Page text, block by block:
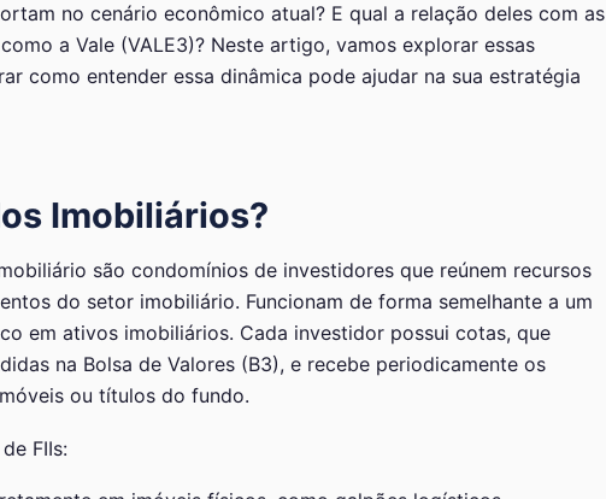
no cenário econômico atual? E qual a relação deles com as
a Vale (VALE3)? Neste artigo, vamos explorar essas
como entender essa dinâmica pode ajudar na sua estratégia
Imobiliários?
são condomínios de investidores que reúnem recursos
do setor imobiliário. Funcionam de forma semelhante a um
em ativos imobiliários. Cada investidor possui cotas, que
na Bolsa de Valores (B3), e recebe periodicamente os
ou títulos do fundo.
FIIs: